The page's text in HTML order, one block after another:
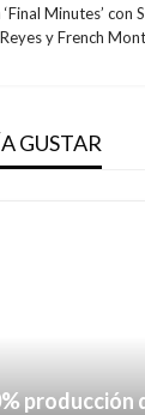
Minutes’ con
Reyes y French
GUSTAR
producción